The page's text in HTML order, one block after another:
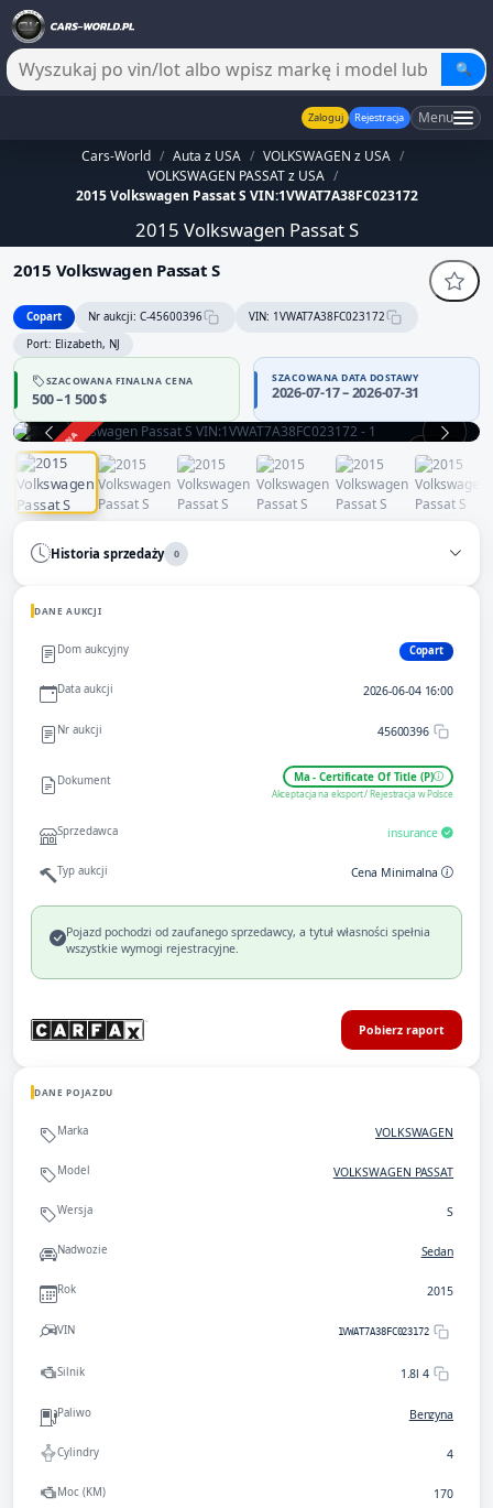
🔍
Zaloguj Rejestracja Menu
Cars-World / Auta z USA / VOLKSWAGEN z USA /
VOLKSWAGEN PASSAT z USA /
2015 Volkswagen Passat S VIN:1VWAT7A38FC023172
2015 Volkswagen Passat S
2015 Volkswagen Passat S
Copart Nr aukcji: C-45600396
VIN: 1VWAT7A38FC023172
Port: Elizabeth, NJ
SZACOWANA FINALNA CENA
500 – 1 500 $
SZACOWANA DATA DOSTAWY
2026-07-17 – 2026-07-31
ZAKOŃCZONA
Historia sprzedaży 0
DANE AUKCJI
Dom aukcyjny Copart
Data aukcji 2026-06-04 16:00
Nr aukcji 45600396
Dokument Ma - Certificate Of Title (P)
Akceptacja na eksport / Rejestracja w Polsce
Sprzedawca insurance
Typ aukcji Cena Minimalna
Pojazd pochodzi od zaufanego sprzedawcy, a tytuł własności spełnia
wszystkie wymogi rejestracyjne.
Pobierz raport
DANE POJAZDU
Marka VOLKSWAGEN
Model VOLKSWAGEN PASSAT
Wersja S
Nadwozie Sedan
Rok 2015
VIN 1VWAT7A38FC023172
Silnik 1.8l 4
Paliwo Benzyna
Cylindry 4
Moc (KM) 170